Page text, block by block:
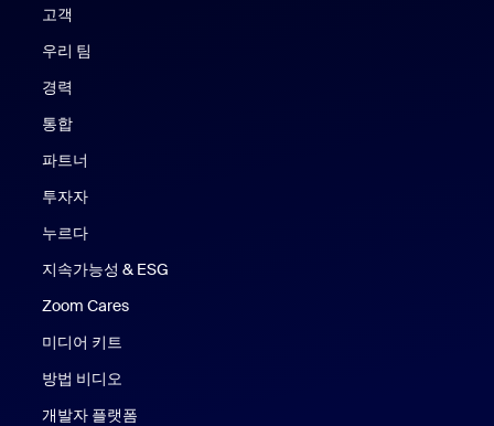
고객
우리 팀
경력
통합
파트너
투자자
누르다
지속가능성 & ESG
Zoom Cares
미디어 키트
방법 비디오
개발자 플랫폼